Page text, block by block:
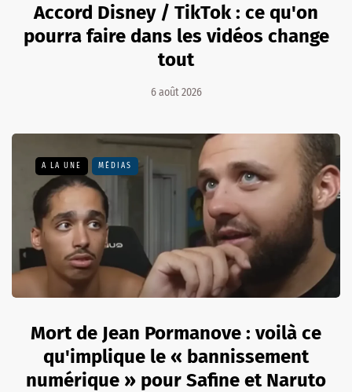
Accord Disney / TikTok : ce qu'on
pourra faire dans les vidéos change
tout
6 août 2026
A LA UNE MÉDIAS
Mort de Jean Pormanove : voilà ce
qu'implique le « bannissement
numérique » pour Safine et Naruto